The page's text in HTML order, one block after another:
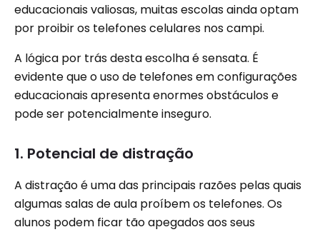
educacionais valiosas, muitas escolas ainda optam
por proibir os telefones celulares nos campi.
A lógica por trás desta escolha é sensata. É
evidente que o uso de telefones em configurações
educacionais apresenta enormes obstáculos e
pode ser potencialmente inseguro.
1. Potencial de distração
A distração é uma das principais razões pelas quais
algumas salas de aula proíbem os telefones. Os
alunos podem ficar tão apegados aos seus